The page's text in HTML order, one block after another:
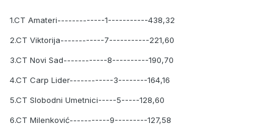
1.CT Amateri-------------1-----------438,32
2.CT Viktorija------------7-----------221,60
3.CT Novi Sad------------8----------190,70
4.CT Carp Lider------------3--------164,16
5.CT Slobodni Umetnici-----5-----128,60
6.CT Milenković-----------9---------127,58